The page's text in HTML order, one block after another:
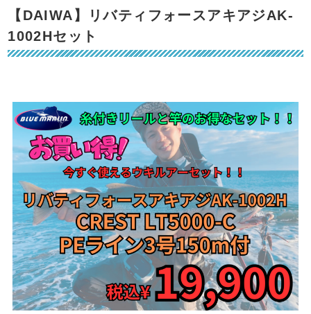
【DAIWA】リバティフォースアキアジAK-
1002Hセット